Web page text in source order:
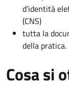
d’identità
(CNS)
tutta la
della pratica.
Cosa si